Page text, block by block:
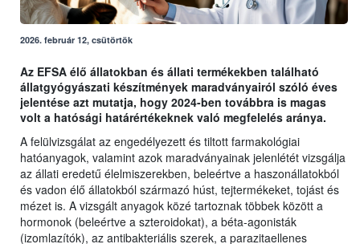
2026. február 12, csütörtök
Az EFSA élő állatokban és állati termékekben található
állatgyógyászati készítmények maradványairól szóló éves
jelentése azt mutatja, hogy 2024-ben továbbra is magas
volt a hatósági határértékeknek való megfelelés aránya.
A felülvizsgálat az engedélyezett és tiltott farmakológiai
hatóanyagok, valamint azok maradványainak jelenlétét vizsgálja
az állati eredetű élelmiszerekben, beleértve a haszonállatokból
és vadon élő állatokból származó húst, tejtermékeket, tojást és
mézet is. A vizsgált anyagok közé tartoznak többek között a
hormonok (beleértve a szteroidokat), a béta-agonisták
(izomlazítók), az antibakteriális szerek, a parazitaellenes